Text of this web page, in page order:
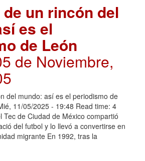
un rincón del
es el
de León
de Noviembre,
del mundo: así es el periodismo de
11/05/2025 - 19:48 Read time: 4
Tec de Ciudad de México compartió
del futbol y lo llevó a convertirse en
migrante En 1992, tras la